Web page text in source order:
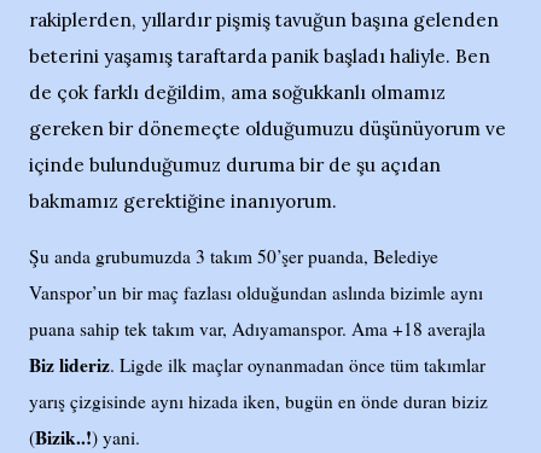
rakiplerden, yıllardır pişmiş tavuğun başına gelenden
beterini yaşamış taraftarda panik başladı haliyle. Ben
de çok farklı değildim, ama soğukkanlı olmamız
gereken bir dönemeçte olduğumuzu düşünüyorum ve
içinde bulunduğumuz duruma bir de şu açıdan
bakmamız gerektiğine inanıyorum.
Şu anda grubumuzda 3 takım 50’şer puanda, Belediye
Vanspor’un bir maç fazlası olduğundan aslında bizimle aynı
puana sahip tek takım var, Adıyamanspor. Ama +18 averajla
Biz lideriz. Ligde ilk maçlar oynanmadan önce tüm takımlar
yarış çizgisinde aynı hizada iken, bugün en önde duran biziz
(Bizik..!) yani.